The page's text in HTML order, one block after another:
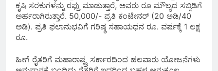
ಕೃಷಿ ಸರಕುಗಳನ್ನು ರಫ್ತು ಮಾಡುತ್ತಾರೆ, ಅವರು ರೂ ಮೌಲ್ಯದ ಸಬ್ಸಿಡಿಗೆ
ಅರ್ಹರಾಗಿರುತ್ತಾರೆ. 50,000/- ಪ್ರತಿ ಕಂಟೇನರ್ (20 ಅಡಿ/40
ಅಡಿ). ಪ್ರತಿ ಫಲಾನುಭವಿಗೆ ಗರಿಷ್ಠ ಸಹಾಯಧನ ರೂ. ವರ್ಷಕ್ಕೆ 1 ಲಕ್ಷ
ರೂ.
ಹೀಗೆ ರೈತರಿಗೆ ಮಹಾರಾಷ್ಟ್ರ ಸರ್ಕಾರದಿಂದ ಹಲವಾರು ಯೋಜನೆಗಳು